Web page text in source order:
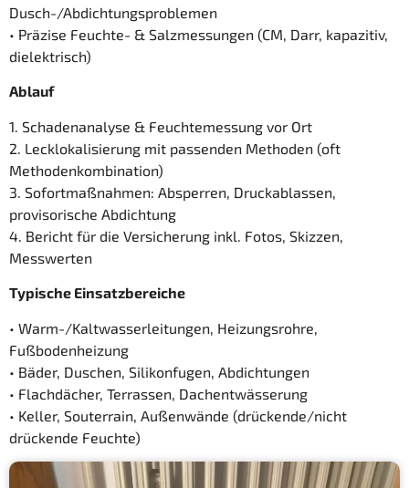
Dusch-/Abdichtungsproblemen
• Präzise Feuchte- & Salzmessungen (CM, Darr, kapazitiv,
dielektrisch)
Ablauf
1. Schadenanalyse & Feuchtemessung vor Ort
2. Lecklokalisierung mit passenden Methoden (oft
Methodenkombination)
3. Sofortmaßnahmen: Absperren, Druckablassen,
provisorische Abdichtung
4. Bericht für die Versicherung inkl. Fotos, Skizzen,
Messwerten
Typische Einsatzbereiche
• Warm-/Kaltwasserleitungen, Heizungsrohre,
Fußbodenheizung
• Bäder, Duschen, Silikonfugen, Abdichtungen
• Flachdächer, Terrassen, Dachentwässerung
• Keller, Souterrain, Außenwände (drückende/nicht
drückende Feuchte)